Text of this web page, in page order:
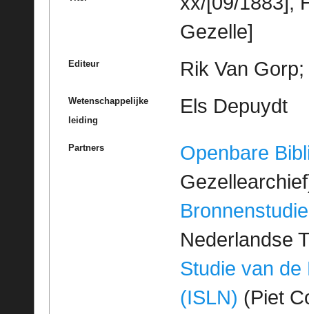
Gezelle]
Editeur Rik Van
Wetenschappelijke
leiding
Els Depuydt
Partners
Openbare
Bronnenstudie
Nederlandse
Studie van de
(ISLN) (Piet